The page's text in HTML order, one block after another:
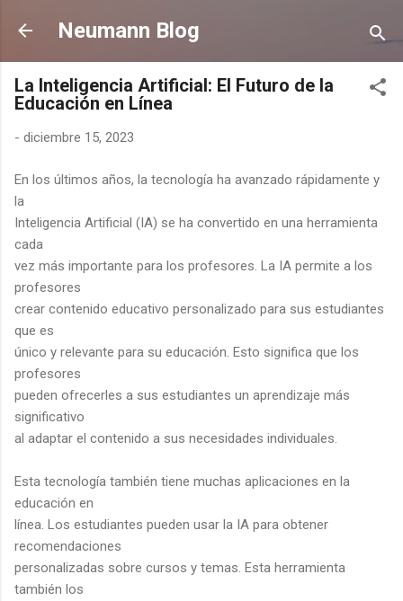
Ir al contenido principal
Neumann Blog
La Inteligencia Artificial: El Futuro de la
Educación en Línea
- diciembre 15, 2023
En los últimos años, la tecnología ha avanzado rápidamente y
la
Inteligencia Artificial (IA) se ha convertido en una herramienta
cada
vez más importante para los profesores. La IA permite a los
profesores
crear contenido educativo personalizado para sus estudiantes
que es
único y relevante para su educación. Esto significa que los
profesores
pueden ofrecerles a sus estudiantes un aprendizaje más
significativo
al adaptar el contenido a sus necesidades individuales.
Esta tecnología también tiene muchas aplicaciones en la
educación en
línea. Los estudiantes pueden usar la IA para obtener
recomendaciones
personalizadas sobre cursos y temas. Esta herramienta
también los